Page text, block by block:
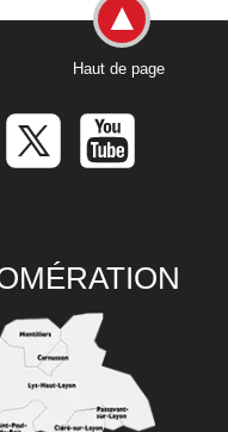
Haut de page